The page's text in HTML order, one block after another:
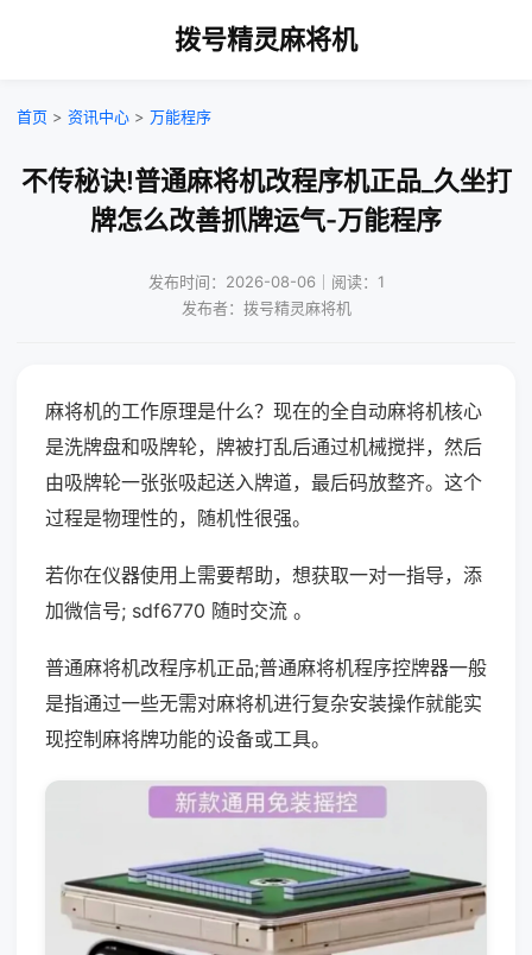
拨号精灵麻将机
首页 > 资讯中心 > 万能程序
不传秘诀!普通麻将机改程序机正品_久坐打
牌怎么改善抓牌运气-万能程序
发布时间：2026-08-06｜阅读：1
发布者：拨号精灵麻将机
麻将机的工作原理是什么？现在的全自动麻将机核心
是洗牌盘和吸牌轮，牌被打乱后通过机械搅拌，然后
由吸牌轮一张张吸起送入牌道，最后码放整齐。这个
过程是物理性的，随机性很强。
若你在仪器使用上需要帮助，想获取一对一指导，添
加微信号; sdf6770 随时交流 。
普通麻将机改程序机正品;普通麻将机程序控牌器一般
是指通过一些无需对麻将机进行复杂安装操作就能实
现控制麻将牌功能的设备或工具。